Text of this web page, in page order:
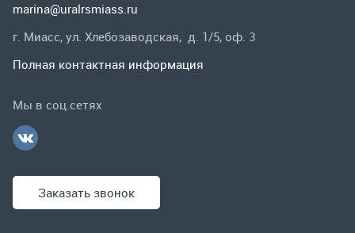
Спецпредложения
Гарантии и возврат
Заказать звонок